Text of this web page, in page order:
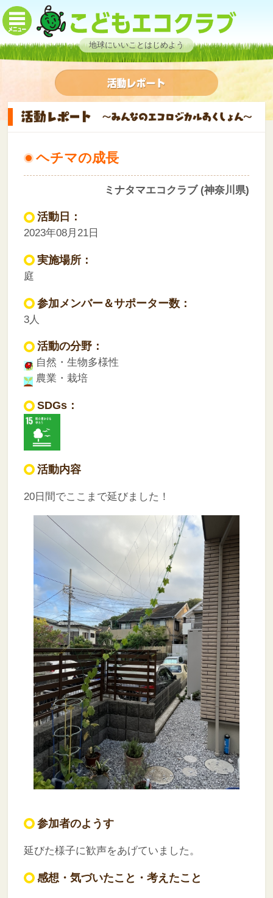
地球にいいことはじめよう
ヘチマの成長
ミナタマエコクラブ (神奈川県)
活動日：
2023年08月21日
実施場所：
庭
参加メンバー＆サポーター数：
3人
活動の分野：
自然・生物多様性
農業・栽培
SDGs：
活動内容
20日間でここまで延びました！
参加者のようす
延びた様子に歓声をあげていました。
感想・気づいたこと・考えたこと